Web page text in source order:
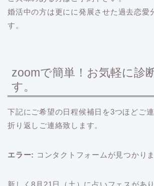
婚活中の方は更にに発展させた過去恋愛
す。
zoomで簡単！お気軽に診
す。
下記にご希望の日程候補日を3つほどご連
折り返しご連絡致します。
エラー: コンタクトフォームが見つかりま
新しく8月21日（土）に占いフェスがあり